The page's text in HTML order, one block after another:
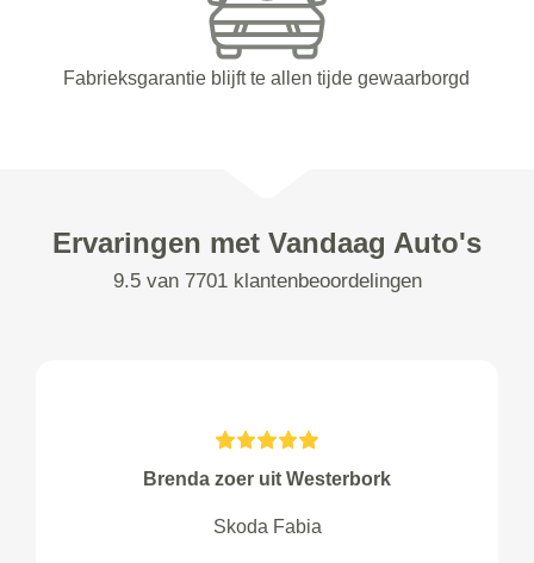
Fabrieksgarantie blijft te allen tijde gewaarborgd
Ervaringen met Vandaag Auto's
9.5 van 7701 klantenbeoordelingen
Brenda zoer uit Westerbork
Skoda Fabia